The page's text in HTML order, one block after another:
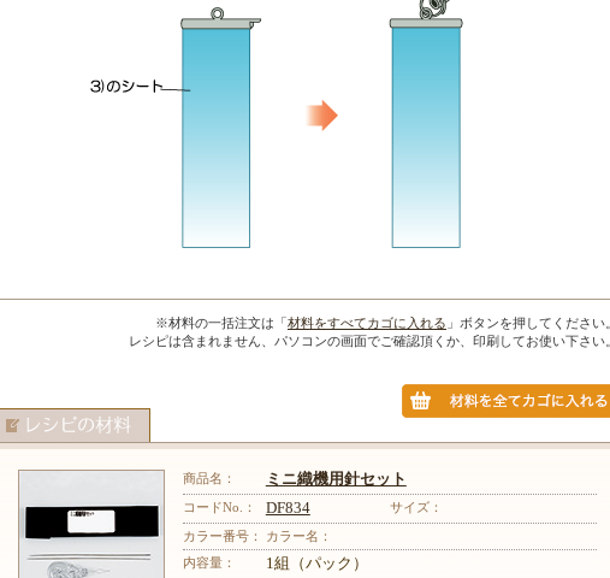
※材料の一括注文は「 材料をすべてカゴに入れる 」ボタンを押してください。
レシピは含まれません、パソコンの画面でご確認頂くか、印刷してお使い下さい。
商品名： ミニ織機用針セット
コードNo.： DF834
サイズ：
カラー番号：
カラー名：
内容量：
1組（パック）